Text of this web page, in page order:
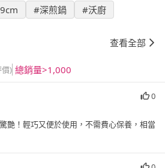
#深煎鍋 #沃廚
查看全部
) 總銷量>1,000
0
艷！輕巧又便於使用，不需費心保養，相當